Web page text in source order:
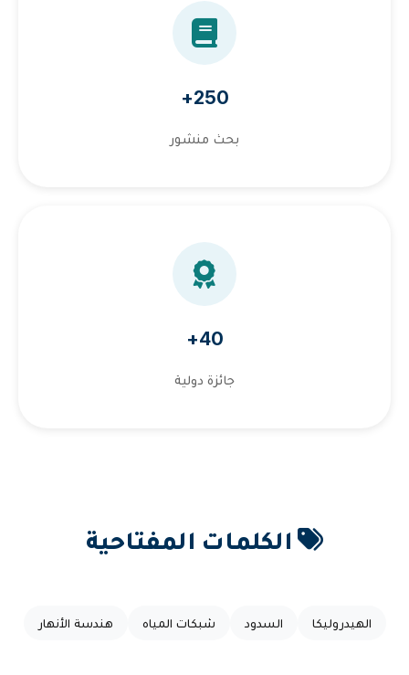
250+
بحث منشور
40+
جائزة دولية
الكلمات المفتاحية
الهيدروليكا السدود شبكات المياه هندسة الأنهار